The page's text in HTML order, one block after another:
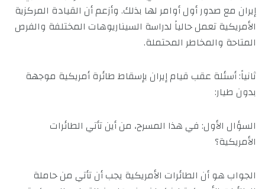
إيران مع صدور أول أوامر لها بذلك. وأزعم أن القيادة المركزية
الأمريكية تعمل حالياً لدراسة السيناريوهات المختلفة والفرص
المتاحة والمخاطر المحتملة.
ثانياً: أسئلة عقب قيام إيران بإسقاط طائرة أمريكية موجهة
بدون طيار:
السؤال الأول: في هذا المسرح، من أين تأتي الطائرات
الأمريكية؟
الجواب هو أن الطائرات الأمريكية يجب أن تأتي من حاملة